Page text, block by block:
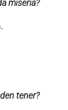
miseria?
tener?